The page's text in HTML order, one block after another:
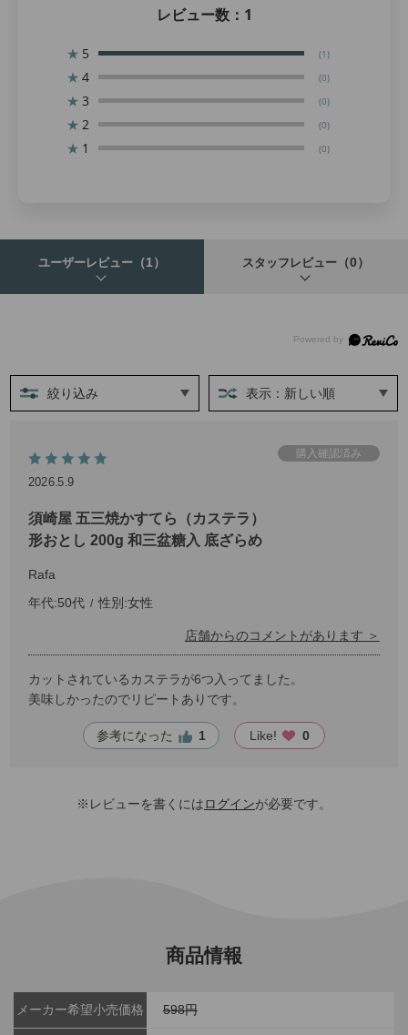
レビュー数： 1
★ 5 (1)
★ 4 (0)
★ 3 (0)
★ 2 (0)
★ 1 (0)
ユーザーレビュー （1） スタッフレビュー （0）
絞り込み 表示：新しい順
2026.5.9
須崎屋 五三焼かすてら（カステラ）
形おとし 200g 和三盆糖入 底ざらめ
Rafa
年代:50代 性別:女性
店舗からのコメントがあります ＞
カットされているカステラが6つ入ってました。
美味しかったのでリピートありです。
参考になった 1 Like! 0
※レビューを書くにはログインが必要です。
商品情報
メーカー希望小売価格 598円